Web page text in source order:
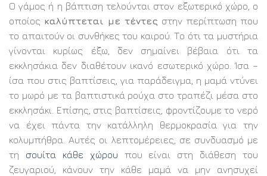
Ο γάμος ή η βάπτιση τελούνται στον εξωτερικό χώρο, ο
οποίος καλύπτεται με τέντες στην περίπτωση που
το απαιτούν οι συνθήκες του καιρού. Το ότι τα μυστήρια
γίνονται κυρίως έξω, δεν σημαίνει βέβαια ότι τα
εκκλησάκια δεν διαθέτουν ικανό εσωτερικό χώρο. Ίσα –
ίσα που στις βαπτίσεις, για παράδειγμα, η μαμά ντύνει
το μωρό με τα βαπτιστικά ρούχα στο τραπέζι μέσα στο
εκκλησάκι. Επίσης, στις βαπτίσεις, φροντίζουμε το νερό
να έχει πάντα την κατάλληλη θερμοκρασία για την
κολυμπήθρα. Αυτές οι λεπτομέρειες, σε συνδυασμό με
τη σουίτα κάθε χώρου που είναι στη διάθεση του
ζευγαριού, κάνουν την κάθε μαμά να μην ανησυχεί